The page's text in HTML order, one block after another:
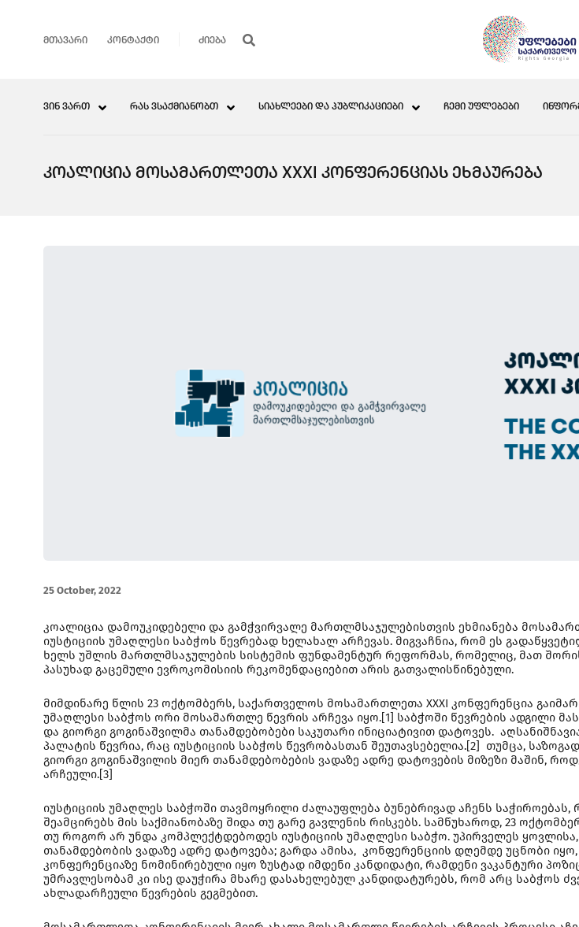
ᲛᲗᲐᲕᲐᲠᲘ ᲙᲝᲜᲢᲐᲥᲢᲘ
ᲕᲘᲜ ᲕᲐᲠᲗ ᲠᲐᲡ ᲕᲡᲐᲥᲛᲘᲐᲜᲝᲑᲗ ᲡᲘᲐᲮᲚᲔᲔᲑᲘ ᲓᲐ ᲞᲣᲑᲚᲘᲙᲐᲪᲘᲔᲑᲘ ᲩᲔᲛᲘ ᲣᲤᲚᲔᲑᲔᲑᲘ
ᲙᲝᲐᲚᲘᲪᲘᲐ ᲛᲝᲡᲐᲛᲐᲠᲗᲚᲔᲗᲐ XXXI ᲙᲝᲜᲤᲔᲠᲔᲜᲪᲘᲐᲡ ᲔᲮᲛᲐᲣᲠᲔᲑᲐ
25 October, 2022
კოალიცია დამოუკიდებელი და გამჭვირვალე მართლმსაჯულებისთვის ეხმიანება
იუსტიციის უმაღლესი საბჭოს წევრებად ხელახალ არჩევას. მიგვაჩნია, რომ ეს
ხელს უშლის მართლმსაჯულების სისტემის ფუნდამენტურ რეფორმას, რომელიც, მათ
პასუხად გაცემული ევროკომისიის რეკომენდაციებით არის გათვალისწინებული.
მიმდინარე წლის 23 ოქტომბერს, საქართველოს მოსამართლეთა XXXI კონფერენცია
უმაღლესი საბჭოს ორი მოსამართლე წევრის არჩევა იყო.[1] საბჭოში წევრების ადგილი
და გიორგი გოგინაშვილმა თანამდებობები საკუთარი ინიციატივით დატოვეს.
პალატის წევრია, რაც იუსტიციის საბჭოს წევრობასთან შეუთავსებელია.[2] თუმცა,
გიორგი გოგინაშვილის მიერ თანამდებობების ვადაზე ადრე დატოვების მიზეზი მაშინ,
არჩეული.[3]
იუსტიციის უმაღლეს საბჭოში თავმოყრილი ძალაუფლება ბუნებრივად აჩენს
შეამცირებს მის საქმიანობაზე შიდა თუ გარე გავლენის რისკებს. სამწუხაროდ, 23
თუ როგორ არ უნდა კომპლექტდებოდეს იუსტიციის უმაღლესი საბჭო. უპირველეს
თანამდებობის ვადაზე ადრე დატოვება; გარდა ამისა, კონფერენციის დღემდე უცნობი
კონფერენციაზე ნომინირებული იყო ზუსტად იმდენი კანდიდატი, რამდენი ვაკანტური
უმრავლესობამ კი ისე დაუჭირა მხარე დასახელებულ კანდიდატურებს, რომ არც საბჭოს
ახლადარჩეული წევრების გეგმებით.